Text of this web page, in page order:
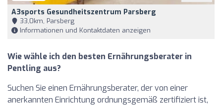
A3sports Gesundheitszentrum Parsberg
33,0km, Parsberg
Informationen und Kontaktdaten anzeigen
Wie wähle ich den besten Ernährungsberater in
Pentling aus?
Suchen Sie einen Ernährungsberater, der von einer
anerkannten Einrichtung ordnungsgemäß zertifiziert ist,